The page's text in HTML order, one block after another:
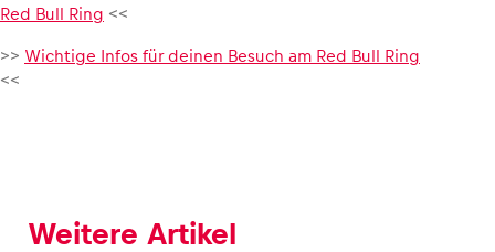
Red Bull Ring <<
>> Wichtige Infos für deinen Besuch am Red Bull Ring
<<
Weitere Artikel